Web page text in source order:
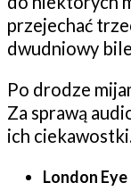
przejechać
dwudniowy
Po drodze
Za sprawą
ich
London Eye